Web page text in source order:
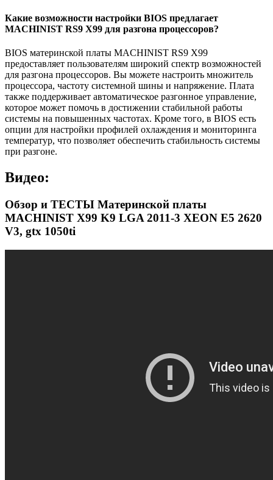
Какие возможности настройки BIOS предлагает
MACHINIST RS9 X99 для разгона процессоров?
BIOS материнской платы MACHINIST RS9 X99
предоставляет пользователям широкий спектр возможностей
для разгона процессоров. Вы можете настроить множитель
процессора, частоту системной шины и напряжение. Плата
также поддерживает автоматическое разгонное управление,
которое может помочь в достижении стабильной работы
системы на повышенных частотах. Кроме того, в BIOS есть
опции для настройки профилей охлаждения и мониторинга
температур, что позволяет обеспечить стабильность системы
при разгоне.
Видео:
Обзор и ТЕСТЫ Материнской платы
MACHINIST X99 K9 LGA 2011-3 XEON E5 2620
V3, gtx 1050ti